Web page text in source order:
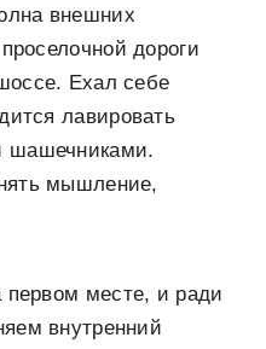
внешних
дороги
Ехал себе
лавировать
шашечниками.
мышление,
первом месте, и ради
внутренний